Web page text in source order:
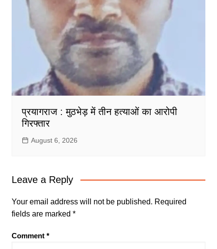
प्रयागराज : मुठभेड़ में तीन हत्याओं का आरोपी
गिरफ्तार
August 6, 2026
Leave a Reply
Your email address will not be published. Required
fields are marked *
Comment *